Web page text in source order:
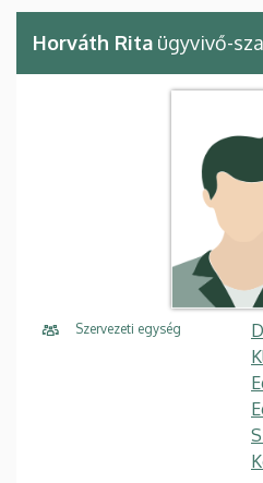
Horváth Rita ügyvivő-
Szervezeti egység